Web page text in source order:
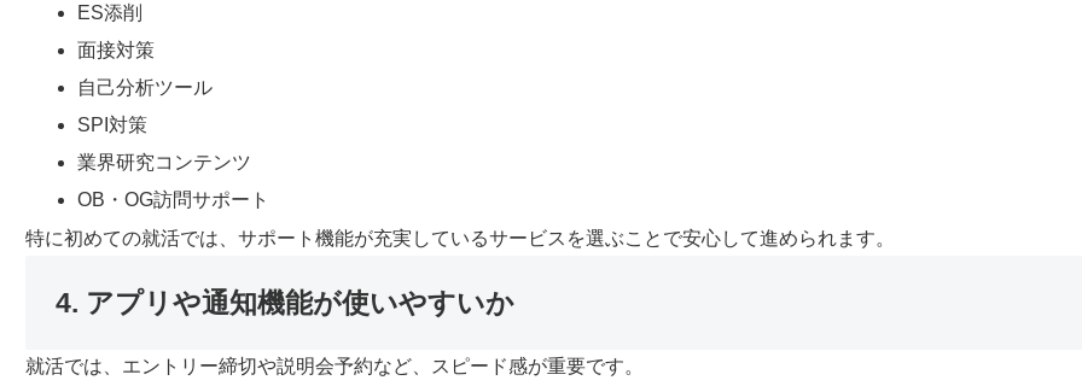
ES添削
面接対策
自己分析ツール
SPI対策
業界研究コンテンツ
OB・OG訪問サポート
特に初めての就活では、サポート機能が充実しているサービスを選ぶことで安心して進められます。
4. アプリや通知機能が使いやすいか
就活では、エントリー締切や説明会予約など、スピード感が重要です。